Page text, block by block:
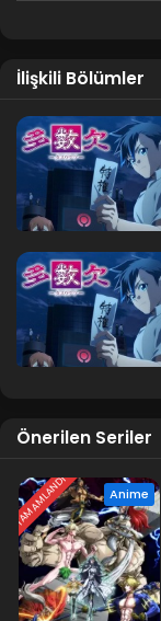
İlişkili Bölümler
Önerilen Seriler
TAMAMLANDI Anime